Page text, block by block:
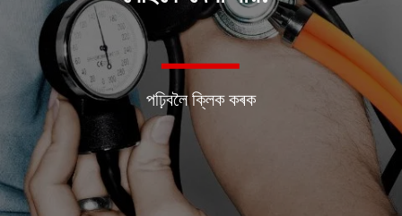
পঢ়িবলৈ ক্লিক কৰক